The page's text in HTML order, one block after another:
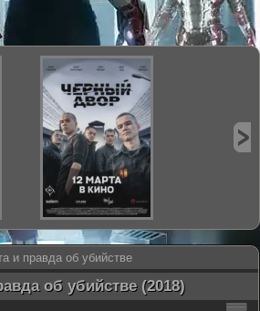
и правда об убийстве
об убийстве (2018)